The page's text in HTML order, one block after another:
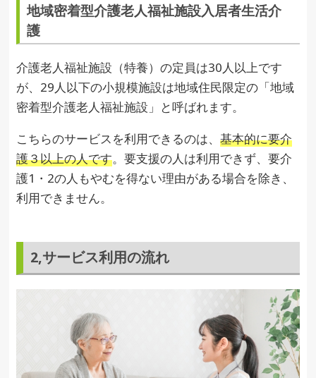
地域密着型介護老人福祉施設入居者生活介
護
介護老人福祉施設（特養）の定員は30人以上です
が、29人以下の小規模施設は地域住民限定の「地域
密着型介護老人福祉施設」と呼ばれます。
こちらのサービスを利用できるのは、基本的に要介
護３以上の人です。要支援の人は利用できず、要介
護1・2の人もやむを得ない理由がある場合を除き、
利用できません。
2,サービス利用の流れ